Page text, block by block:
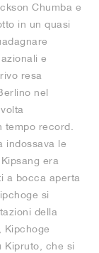
Chumba e
in un quasi
e
resa
nel
record.
indossava le
era
a bocca aperta
si
della
Kipchoge
Kipruto, che si